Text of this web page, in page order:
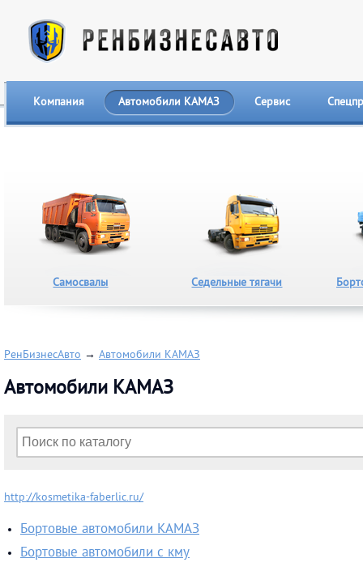
Компания Автомобили КАМАЗ Сервис
Самосвалы Седельные тягачи
РенБизнесАвто → Автомобили КАМАЗ
Автомобили КАМАЗ
http://kosmetika-faberlic.ru/
Бортовые автомобили КАМАЗ
Бортовые автомобили с кму